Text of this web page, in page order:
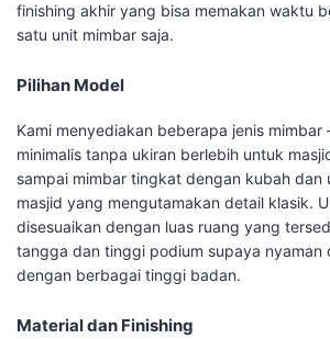
finishing akhir yang bisa memakan waktu
satu unit mimbar saja.
Pilihan Model
Kami menyediakan beberapa jenis
minimalis tanpa ukiran berlebih untuk
sampai mimbar tingkat dengan kubah dan
masjid yang mengutamakan detail klasik.
disesuaikan dengan luas ruang yang
tangga dan tinggi podium supaya nyaman
dengan berbagai tinggi badan.
Material dan Finishing